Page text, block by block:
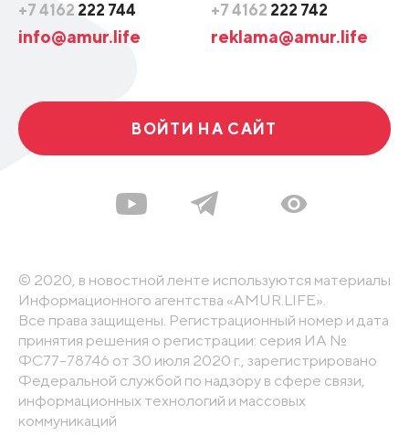
+7 4162 222 744
info@amur.life
+7 4162 222 742
reklama@amur.life
ВОЙТИ НА САЙТ
© 2020, в новостной ленте используются материалы
Информационного агентства «AMUR.LIFE».
Все права защищены. Регистрационный номер и дата
принятия решения о регистрации: серия ИА №
ФС77-78746 от 30 июля 2020 г., зарегистрировано
Федеральной службой по надзору в сфере связи,
информационных технологий и массовых
коммуникаций